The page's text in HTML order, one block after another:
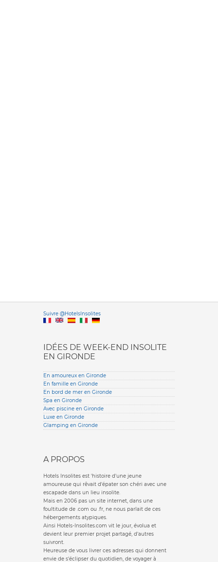
Suivre @HotelsInsolitesVersione
IDÉES DE WEEK-END INSOLITE
EN GIRONDE
En amoureux en Gironde
En famille en Gironde
En bord de mer en Gironde
Spa en Gironde
Avec piscine en Gironde
Luxe en Gironde
Glamping en Gironde
A PROPOS
Hotels Insolites est 'histoire d'une jeune
amoureuse qui rêvait d'épater son chéri avec une
escapade dans un lieu insolite.
Mais en 2006 pas un site internet, dans une
foultitude de .com ou .fr, ne nous parlait de ces
hébergements atypiques.
Ainsi Hotels-Insolites.com vit le jour, évolua et
devient leur premier projet partagé, d'autres
suivront.
Heureuse de vous livrer ces adresses qui donnent
envie de s'éclipser du quotidien, de voyager à